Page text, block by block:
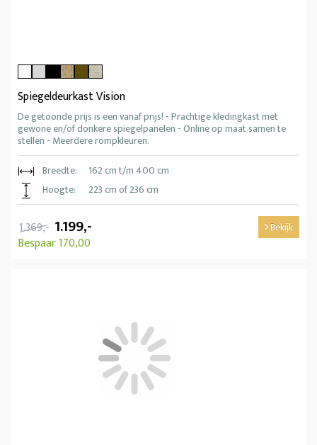
Spiegeldeurkast Vision
De getoonde prijs is een vanaf prijs! - Prachtige kledingkast met
gewone en/of donkere spiegelpanelen - Online op maat samen te
stellen - Meerdere rompkleuren.
Breedte:
162 cm t/m 400 cm
Hoogte:
223 cm of 236 cm
1.369,- 1.199,-
Bespaar 170,00
Bekijk